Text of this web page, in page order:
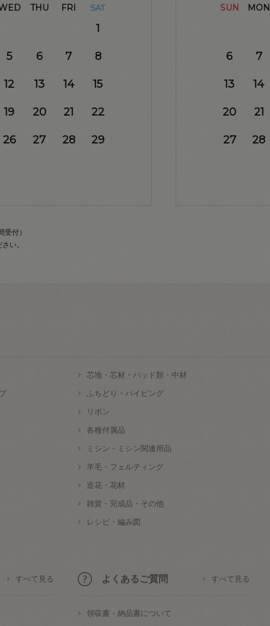
THU FRI SAT
1
5 6 7 8
12 13 14 15
19 20 21 22
26 27 28 29
SUN MON
6 7
13 14
20 21
27 28
付）
い。
芯地・芯材・パッド類・中材
ふちどり・パイピング
リボン
各種付属品
ミシン・ミシン関連用品
羊毛・フェルティング
造花・花材
雑貨・完成品・その他
レシピ・編み図
すべて見る よくあるご質問 すべて見る
領収書・納品書について